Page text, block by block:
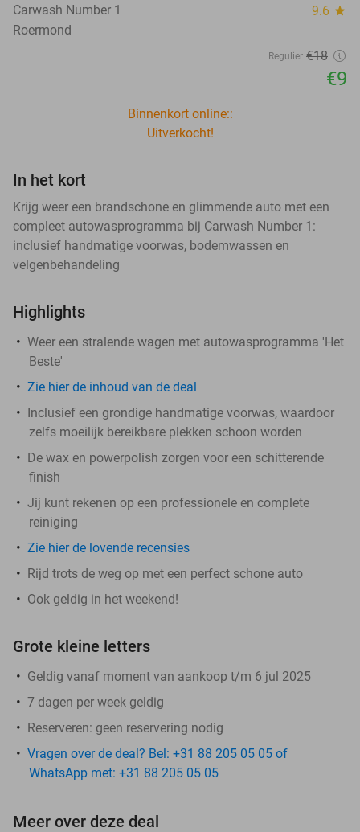
Carwash Number 1 9.6 star
Roermond
Regulier €18
€9
Binnenkort online::
Uitverkocht!
In het kort
Krijg weer een brandschone en glimmende auto met een
compleet autowasprogramma bij Carwash Number 1:
inclusief handmatige voorwas, bodemwassen en
velgenbehandeling
Highlights
Weer een stralende wagen met autowasprogramma 'Het
Beste'
Zie hier de inhoud van de deal
Inclusief een grondige handmatige voorwas, waardoor
zelfs moeilijk bereikbare plekken schoon worden
De wax en powerpolish zorgen voor een schitterende
finish
Jij kunt rekenen op een professionele en complete
reiniging
Zie hier de lovende recensies
Rijd trots de weg op met een perfect schone auto
Ook geldig in het weekend!
Grote kleine letters
Geldig vanaf moment van aankoop t/m 6 jul 2025
7 dagen per week geldig
Reserveren: geen reservering nodig
Vragen over de deal? Bel: +31 88 205 05 05 of
WhatsApp met: +31 88 205 05 05
Meer over deze deal